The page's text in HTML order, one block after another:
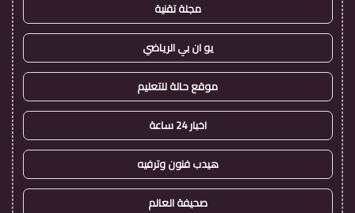
مجلة تقنية
يو ان بي الرياضي
موقع حالة للتعليم
اخبار 24 ساعة
هيدب فنون وترفيه
صحيفة العالم